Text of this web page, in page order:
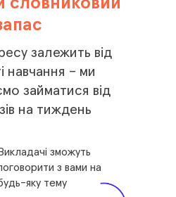
залежить від
навчання – ми
займатися від
на тиждень
Викладачі зможуть
з вами на
яку тему